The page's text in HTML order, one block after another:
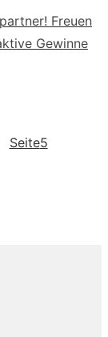
Freuen
Gewinne
Seite5